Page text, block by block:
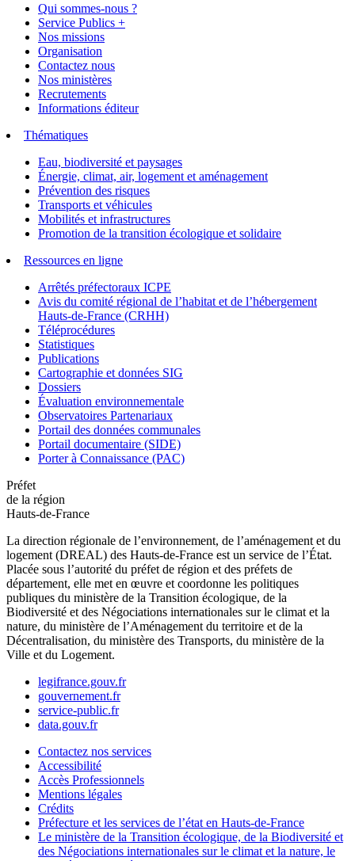
Qui sommes-nous ?
Service Publics +
Nos missions
Organisation
Contactez nous
Nos ministères
Recrutements
Informations éditeur
Thématiques
Eau, biodiversité et paysages
Énergie, climat, air, logement et aménagement
Prévention des risques
Transports et véhicules
Mobilités et infrastructures
Promotion de la transition écologique et solidaire
Ressources en ligne
Arrêtés préfectoraux ICPE
Avis du comité régional de l’habitat et de l’hébergement
Hauts-de-France (CRHH)
Téléprocédures
Statistiques
Publications
Cartographie et données SIG
Dossiers
Évaluation environnementale
Observatoires Partenariaux
Portail des données communales
Portail documentaire (SIDE)
Porter à Connaissance (PAC)
Préfet
de la région
Hauts-de-France
La direction régionale de l’environnement, de l’aménagement et du
logement (DREAL) des Hauts-de-France est un service de l’État.
Placée sous l’autorité du préfet de région et des préfets de
département, elle met en œuvre et coordonne les politiques
publiques du ministère de la Transition écologique, de la
Biodiversité et des Négociations internationales sur le climat et la
nature, du ministère de l’Aménagement du territoire et de la
Décentralisation, du ministère des Transports, du ministère de la
Ville et du Logement.
legifrance.gouv.fr
gouvernement.fr
service-public.fr
data.gouv.fr
Contactez nos services
Accessibilité
Accès Professionnels
Mentions légales
Crédits
Préfecture et les services de l’état en Hauts-de-France
Le ministère de la Transition écologique, de la Biodiversité et
des Négociations internationales sur le climat et la nature, le